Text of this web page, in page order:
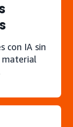
con IA sin
material